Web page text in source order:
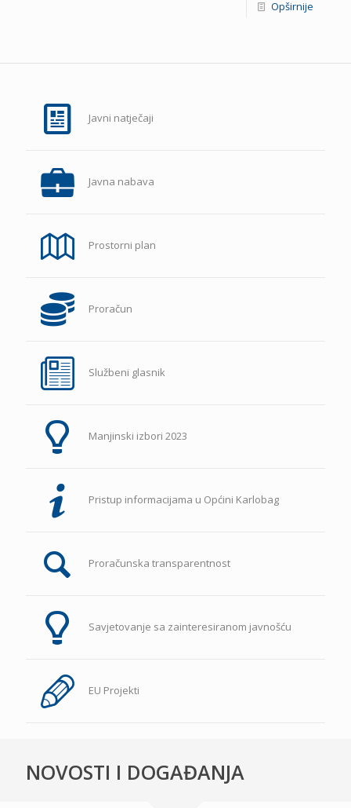
Opširnije
Javni natječaji
Javna nabava
Prostorni plan
Proračun
Službeni glasnik
Manjinski izbori 2023
Pristup informacijama u Općini Karlobag
Proračunska transparentnost
Savjetovanje sa zainteresiranom javnošću
EU Projekti
NOVOSTI I DOGAĐANJA